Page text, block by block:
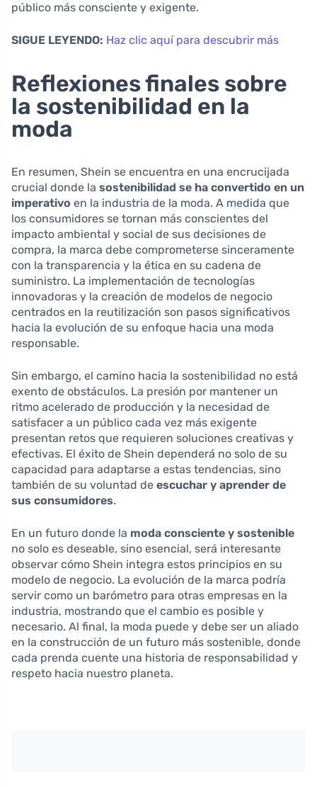
público más consciente y exigente.
SIGUE LEYENDO: Haz clic aquí para descubrir más
Reflexiones finales sobre
la sostenibilidad en la
moda
En resumen, Shein se encuentra en una encrucijada
crucial donde la sostenibilidad se ha convertido en un
imperativo en la industria de la moda. A medida que
los consumidores se tornan más conscientes del
impacto ambiental y social de sus decisiones de
compra, la marca debe comprometerse sinceramente
con la transparencia y la ética en su cadena de
suministro. La implementación de tecnologías
innovadoras y la creación de modelos de negocio
centrados en la reutilización son pasos significativos
hacia la evolución de su enfoque hacia una moda
responsable.
Sin embargo, el camino hacia la sostenibilidad no está
exento de obstáculos. La presión por mantener un
ritmo acelerado de producción y la necesidad de
satisfacer a un público cada vez más exigente
presentan retos que requieren soluciones creativas y
efectivas. El éxito de Shein dependerá no solo de su
capacidad para adaptarse a estas tendencias, sino
también de su voluntad de escuchar y aprender de
sus consumidores.
En un futuro donde la moda consciente y sostenible
no solo es deseable, sino esencial, será interesante
observar cómo Shein integra estos principios en su
modelo de negocio. La evolución de la marca podría
servir como un barómetro para otras empresas en la
industria, mostrando que el cambio es posible y
necesario. Al final, la moda puede y debe ser un aliado
en la construcción de un futuro más sostenible, donde
cada prenda cuente una historia de responsabilidad y
respeto hacia nuestro planeta.